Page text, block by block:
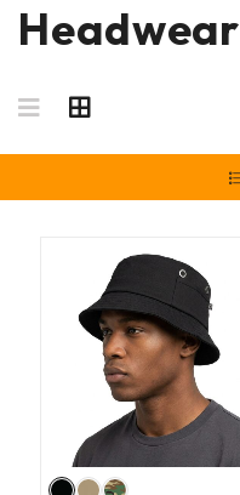
Headwear